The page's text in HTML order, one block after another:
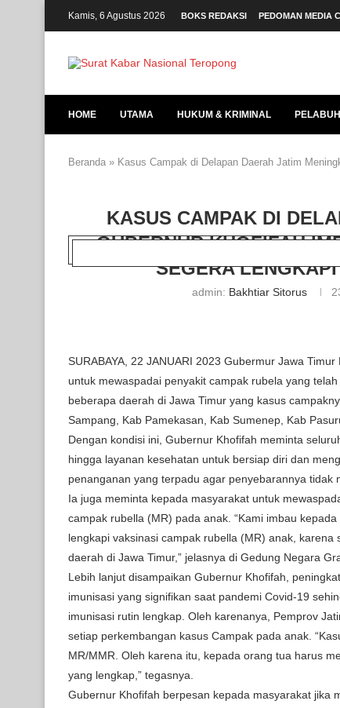
Kamis, 6 Agustus 2026 BOKS REDAKSI PEDOMAN MEDIA
HOME UTAMA HUKUM & KRIMINAL
Beranda » Kasus Campak di Delapan Daerah Jatim
KASUS CAMPAK DI
GUBERNUR KHOFIFAH
SEGERA
admin: Bakhtiar Sitorus
SURABAYA, 22 JANUARI 2023 Gubermur Jawa
untuk mewaspadai penyakit campak rubela yang
beberapa daerah di Jawa Timur yang kasus
Sampang, Kab Pamekasan, Kab Sumenep, Kab
Dengan kondisi ini, Gubernur Khofifah meminta
hingga layanan kesehatan untuk bersiap diri dan
penanganan yang terpadu agar penyebarannya tidak
Ia juga meminta kepada masyarakat untuk
campak rubella (MR) pada anak. “Kami imbau
lengkapi vaksinasi campak rubella (MR) anak,
daerah di Jawa Timur,” jelasnya di Gedung Negara
Lebih lanjut disampaikan Gubernur Khofifah,
imunisasi yang signifikan saat pandemi Covid-19
imunisasi rutin lengkap. Oleh karenanya, Pemprov
setiap perkembangan kasus Campak pada anak.
MR/MMR. Oleh karena itu, kepada orang tua harus
yang lengkap,” tegasnya.
Gubernur Khofifah berpesan kepada masyarakat jika